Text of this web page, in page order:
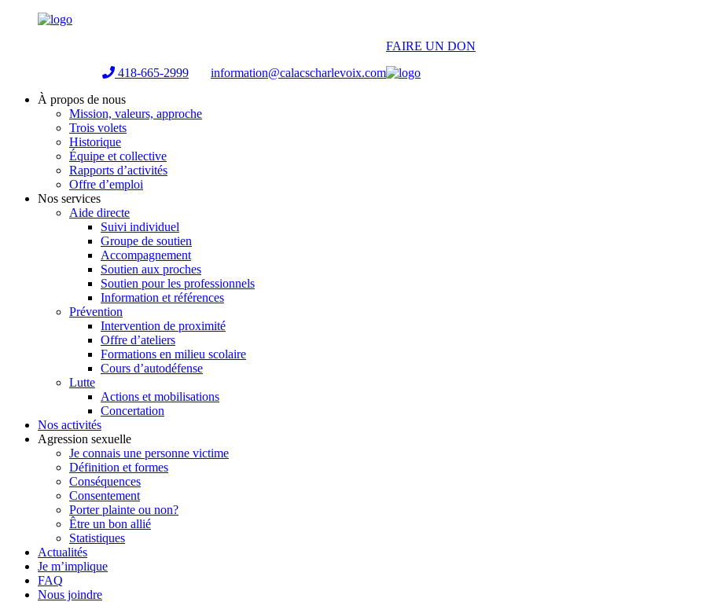
418-665-2999 information@calacscharlevoix.com
FAIRE UN DON
À propos de nous
Mission, valeurs, approche
Trois volets
Historique
Équipe et collective
Rapports d’activités
Offre d’emploi
Nos services
Aide directe
Suivi individuel
Groupe de soutien
Accompagnement
Soutien aux proches
Soutien pour les professionnels
Information et références
Prévention
Intervention de proximité
Offre d’ateliers
Formations en milieu scolaire
Cours d’autodéfense
Lutte
Actions et mobilisations
Concertation
Nos activités
Agression sexuelle
Je connais une personne victime
Définition et formes
Conséquences
Consentement
Porter plainte ou non?
Être un bon allié
Statistiques
Actualités
Je m’implique
FAQ
Nous joindre